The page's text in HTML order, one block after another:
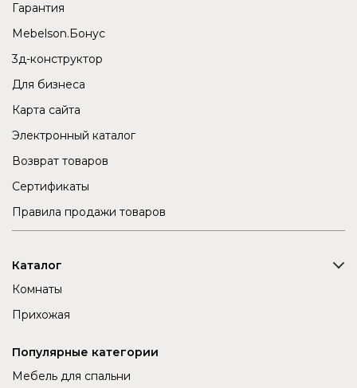
Гарантия
Mebelson.Бонус
3д-конструктор
Для бизнеса
Карта сайта
Электронный каталог
Возврат товаров
Сертификаты
Правила продажи товаров
Каталог
Комнаты
Прихожая
Популярные категории
Мебель для спальни